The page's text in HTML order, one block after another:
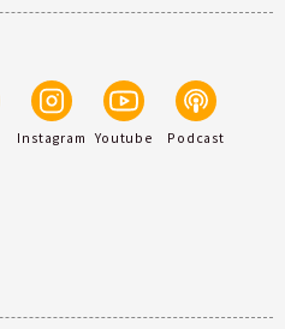
Instagram Youtube Podcast